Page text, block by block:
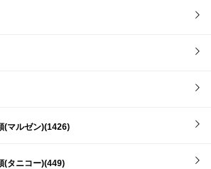
(マルゼン)(1426)
(タニコー)(449)